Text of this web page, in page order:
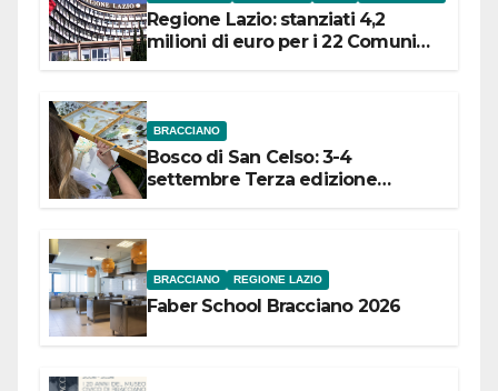
Regione Lazio: stanziati 4,2
milioni di euro per i 22 Comuni
BRACCIANO
Bosco di San Celso: 3-4
settembre Terza edizione
BRACCIANO REGIONE LAZIO
Faber School Bracciano 2026